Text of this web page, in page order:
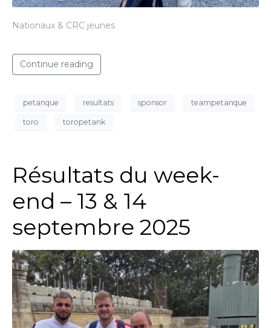
Nationaux & CRC jeunes
Continue reading
petanque resultats sponsor teampetanque
toro toropetank
Résultats du week-
end – 13 & 14
septembre 2025